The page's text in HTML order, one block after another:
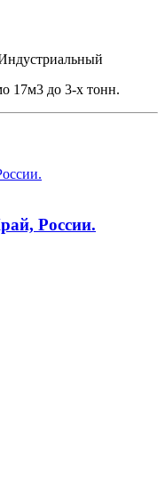
17м3 до 3-х тонн.
России.